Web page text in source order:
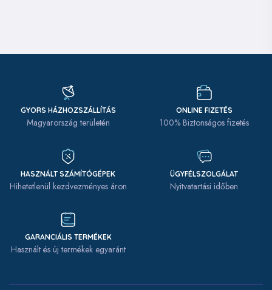
GYORS HÁZHOZSZÁLLÍTÁS
Magyarország területén
ONLINE FIZETÉS
100% Biztonságos fizetés
HASZNÁLT SZÁMÍTÓGÉPEK
Hihetetlenül kezdvezményes áron
ÜGYFÉLSZOLGÁLAT
Nyitvatartási időben
GARANCIÁLIS TERMÉKEK
Használt és új termékek egyaránt